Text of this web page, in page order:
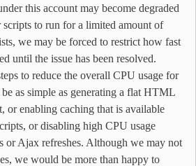
this account may become degraded
to run for a limited amount of
we may be forced to restrict how fast
until the issue has been resolved.
to reduce the overall CPU usage for
as simple as generating a flat HTML
or enabling caching that is available
or disabling high CPU usage
or Ajax refreshes. Although we may not
we would be more than happy to